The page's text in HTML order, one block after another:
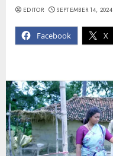
Facebook X
EDITOR SEPTEMBER 14, 2024